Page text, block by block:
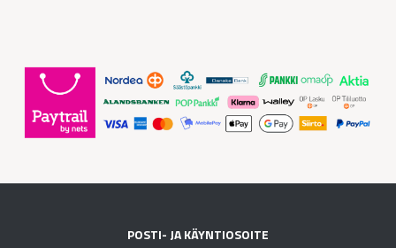
POSTI- JA KÄYNTIOSOITE